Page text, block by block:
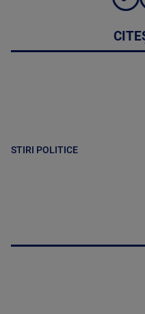
STIRI POLITICE